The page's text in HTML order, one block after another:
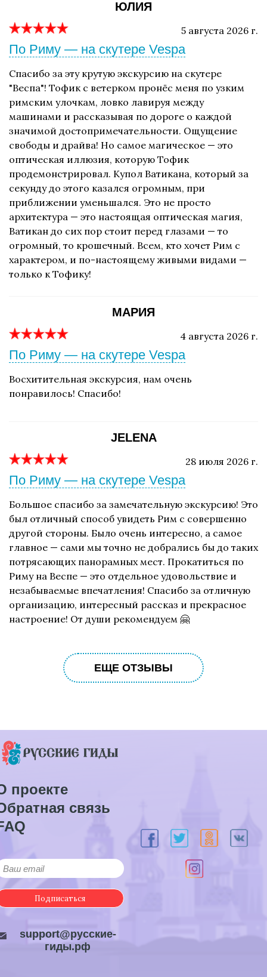
ЮЛИЯ
5 августа 2026 г.
По Риму — на скутере Vespa
Спасибо за эту крутую экскурсию на скутере
"Веспа"! Тофик с ветерком пронёс меня по узким
римским улочкам, ловко лавируя между
машинами и рассказывая по дороге о каждой
значимой достопримечательности. Ощущение
свободы и драйва! Но самое магическое — это
оптическая иллюзия, которую Тофик
продемонстрировал. Купол Ватикана, который за
секунду до этого казался огромным, при
приближении уменьшался. Это не просто
архитектура — это настоящая оптическая магия,
Ватикан до сих пор стоит перед глазами — то
огромный, то крошечный. Всем, кто хочет Рим с
характером, и по-настоящему живыми видами —
только к Тофику!
МАРИЯ
4 августа 2026 г.
По Риму — на скутере Vespa
Восхитительная экскурсия, нам очень
понравилось! Спасибо!
JELENA
28 июля 2026 г.
По Риму — на скутере Vespa
Большое спасибо за замечательную экскурсию! Это
был отличный способ увидеть Рим с совершенно
другой стороны. Было очень интересно, а самое
главное — сами мы точно не добрались бы до таких
потрясающих панорамных мест. Прокатиться по
Риму на Веспе — это отдельное удовольствие и
незабываемые впечатления! Спасибо за отличную
организацию, интересный рассказ и прекрасное
настроение! От души рекомендуем 🤗
ЕЩЕ ОТЗЫВЫ
проекте
связь
Подписаться
support@русские-
гиды.рф